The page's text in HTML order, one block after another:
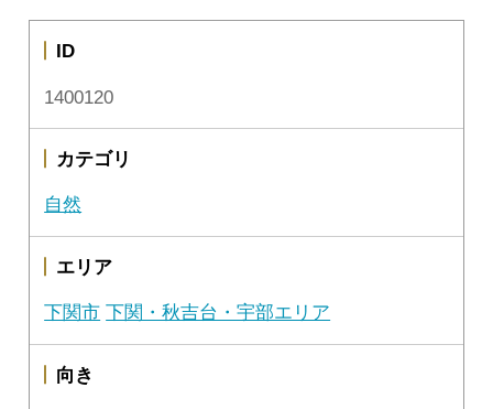
ID
1400120
カテゴリ
自然
エリア
下関市 下関・秋吉台・宇部エリア
向き